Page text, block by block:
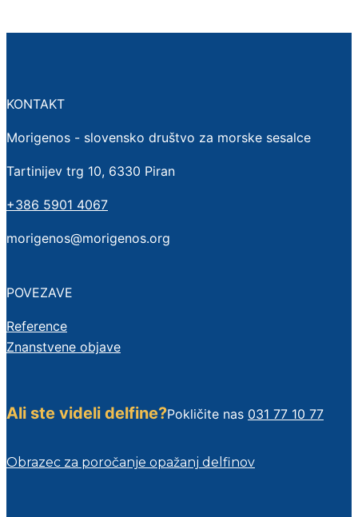
KONTAKT
Morigenos - slovensko društvo za morske sesalce
Tartinijev trg 10, 6330 Piran
+386 5901 4067
morigenos@morigenos.org
POVEZAVE
Reference
Znanstvene objave
Ali ste videli delfine?Pokličite nas 031 77 10 77
Obrazec za poročanje opažanj delfinov